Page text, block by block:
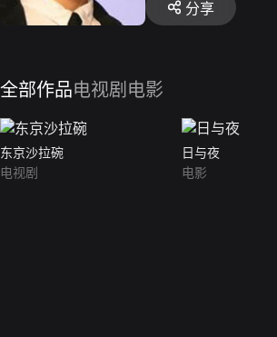
分享
全部作品电视剧 电影
东京沙拉碗
电视剧
日与夜
电影